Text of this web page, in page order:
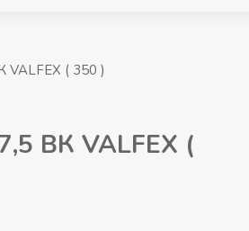
VALFEX ( 350 )
ВК VALFEX (